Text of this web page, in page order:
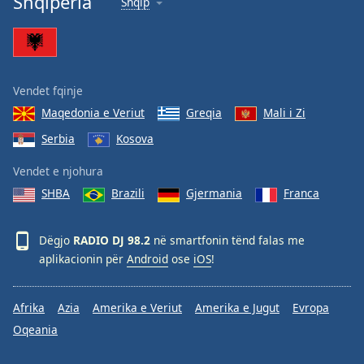
Vendet fqinje
Maqedonia e Veriut
Greqia
Mali i Zi
Serbia
Kosova
Vendet e njohura
SHBA
Brazili Gjermania Franca
Dëgjo RADIO DJ 98.2 në smartfonin tënd falas me
aplikacionin për Android ose iOS!
Afrika Azia Amerika e Veriut Amerika e Jugut
Evropa
Oqeania